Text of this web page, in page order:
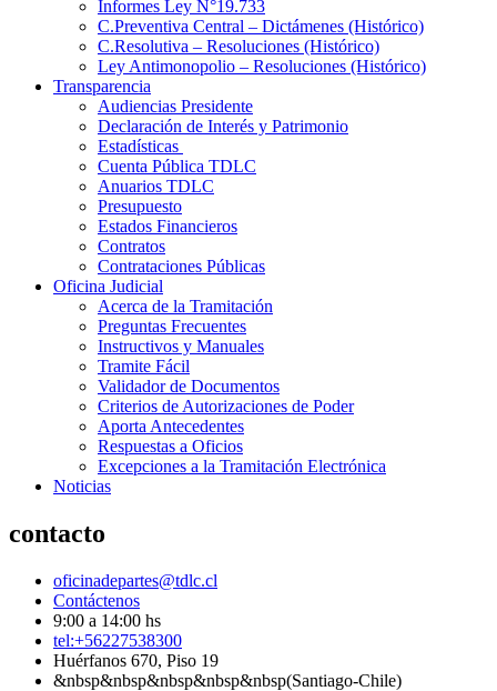
Informes Ley N°19.733
C.Preventiva Central – Dictámenes (Histórico)
C.Resolutiva – Resoluciones (Histórico)
Ley Antimonopolio – Resoluciones (Histórico)
Transparencia
Audiencias Presidente
Declaración de Interés y Patrimonio
Estadísticas
Cuenta Pública TDLC
Anuarios TDLC
Presupuesto
Estados Financieros
Contratos
Contrataciones Públicas
Oficina Judicial
Acerca de la Tramitación
Preguntas Frecuentes
Instructivos y Manuales
Tramite Fácil
Validador de Documentos
Criterios de Autorizaciones de Poder
Aporta Antecedentes
Respuestas a Oficios
Excepciones a la Tramitación Electrónica
Noticias
contacto
oficinadepartes@tdlc.cl
Contáctenos
9:00 a 14:00 hs
tel:+56227538300
Huérfanos 670, Piso 19
&nbsp&nbsp&nbsp&nbsp&nbsp(Santiago-Chile)